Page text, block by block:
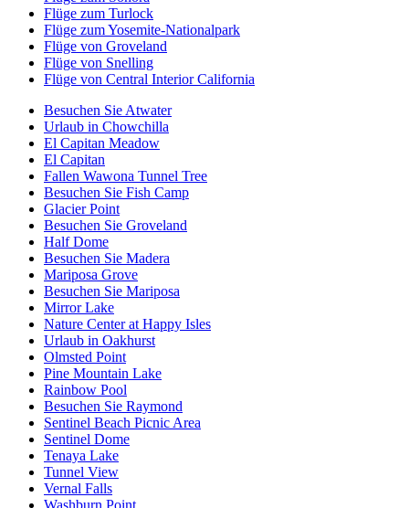
Flüge zum Turlock
Flüge zum Yosemite-Nationalpark
Flüge von Groveland
Flüge von Snelling
Flüge von Central Interior California
Besuchen Sie Atwater
Urlaub in Chowchilla
El Capitan Meadow
El Capitan
Fallen Wawona Tunnel Tree
Besuchen Sie Fish Camp
Glacier Point
Besuchen Sie Groveland
Half Dome
Besuchen Sie Madera
Mariposa Grove
Besuchen Sie Mariposa
Mirror Lake
Nature Center at Happy Isles
Urlaub in Oakhurst
Olmsted Point
Pine Mountain Lake
Rainbow Pool
Besuchen Sie Raymond
Sentinel Beach Picnic Area
Sentinel Dome
Tenaya Lake
Tunnel View
Vernal Falls
Washburn Point